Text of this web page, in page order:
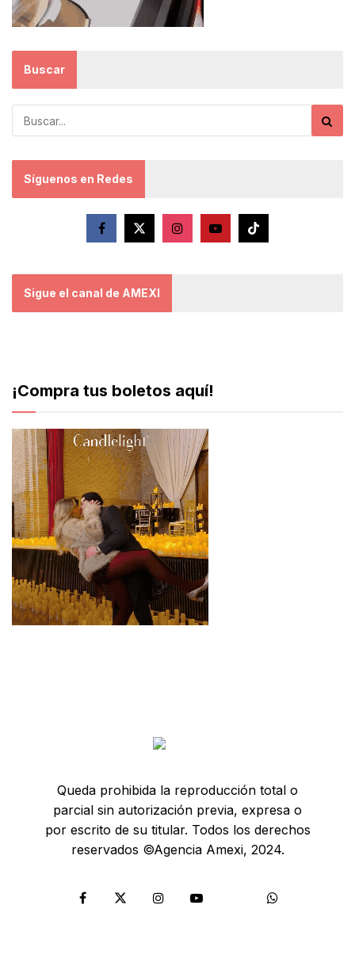
Buscar
Síguenos en Redes
Sigue el canal de AMEXI
¡Compra tus boletos aquí!
Queda prohibida la reproducción total o
parcial sin autorización previa, expresa o
por escrito de su titular. Todos los derechos
reservados ©Agencia Amexi, 2024.